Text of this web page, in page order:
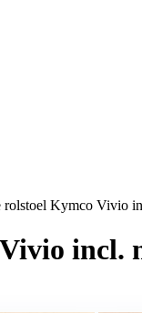
rolstoel Kymco Vivio
incl.